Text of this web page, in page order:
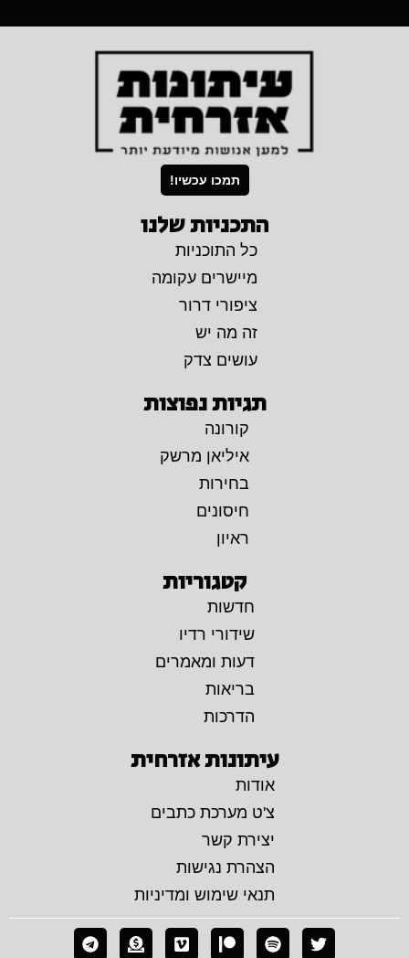
תמכו עכשיו!
התכניות שלנו
כל התוכניות
מיישרים עקומה
ציפורי דרור
זה מה יש
עושים צדק
תגיות נפוצות
קורונה
איליאן מרשק
בחירות
חיסונים
ראיון
קטגוריות
חדשות
שידורי רדיו
דעות ומאמרים
בריאות
הדרכות
עיתונות אזרחית
אודות
צ'ט מערכת כתבים
יצירת קשר
הצהרת נגישות
תנאי שימוש ומדיניות